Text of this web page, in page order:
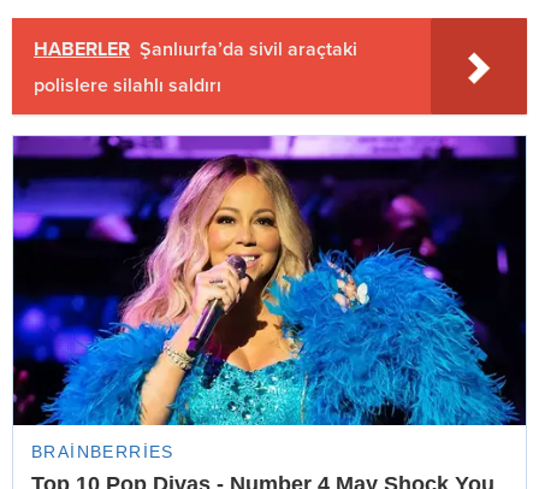
HABERLER Şanlıurfa’da sivil araçtaki
polislere silahlı saldırı